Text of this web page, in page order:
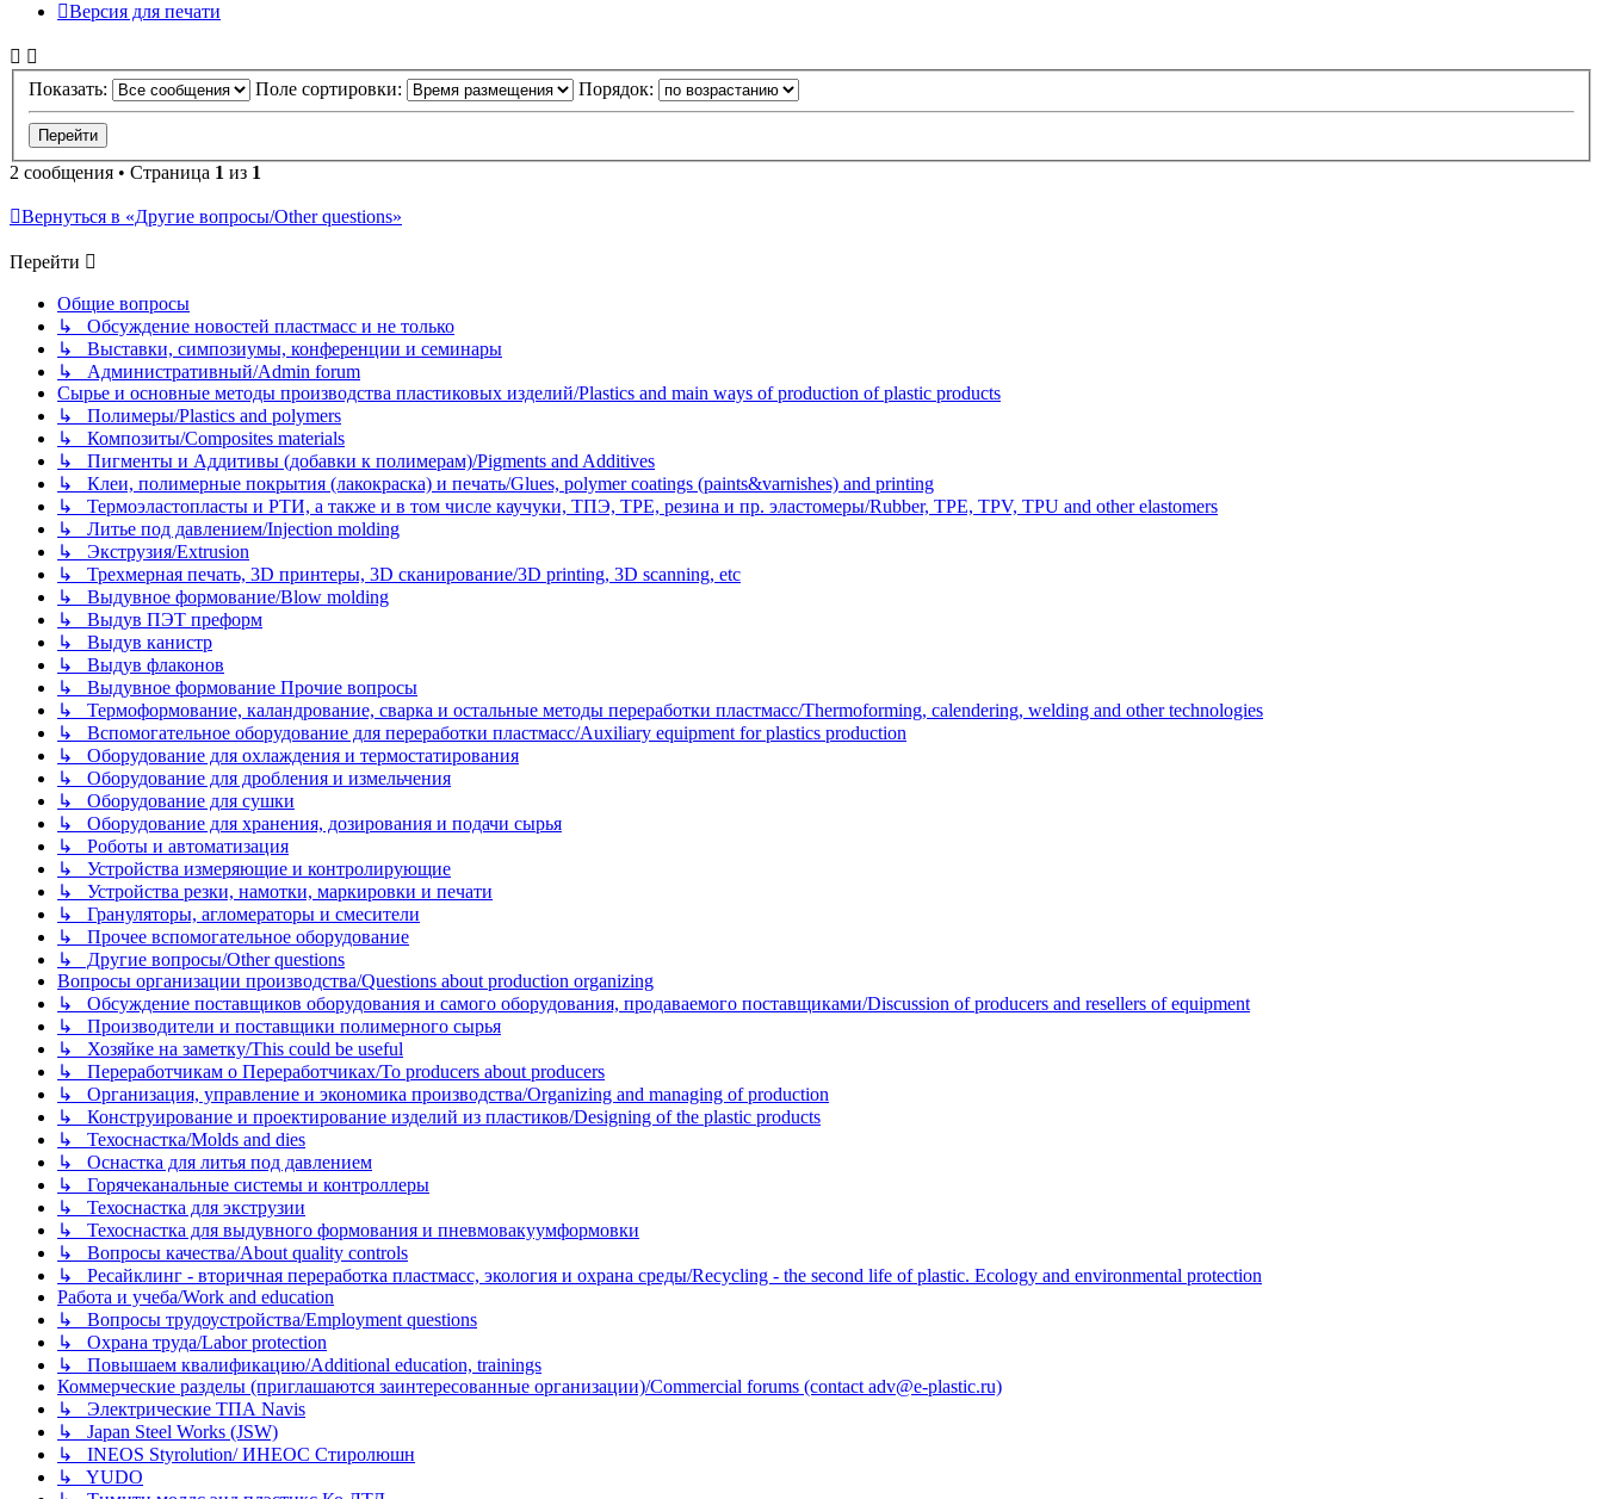
Версия для печати
Показать: Поле сортировки: Порядок:
2 сообщения • Страница 1 из 1
Вернуться в «Другие вопросы/Other questions»
Перейти
Общие вопросы
↳ Обсуждение новостей пластмасс и не только
↳ Выставки, симпозиумы, конференции и семинары
↳ Административный/Admin forum
Сырье и основные методы производства пластиковых изделий/Plastics and main ways of production of plastic products
↳ Полимеры/Plastics and polymers
↳ Композиты/Сomposites materials
↳ Пигменты и Аддитивы (добавки к полимерам)/Pigments and Additives
↳ Клеи, полимерные покрытия (лакокраска) и печать/Glues, polymer coatings (paints&varnishes) and printing
↳ Термоэластопласты и РТИ, а также и в том числе каучуки, ТПЭ, TPE, резина и пр. эластомеры/Rubber, TPE, TPV, TPU and other elastomers
↳ Литье под давлением/Injection molding
↳ Экструзия/Extrusion
↳ Трехмерная печать, 3D принтеры, 3D сканирование/3D printing, 3D scanning, etc
↳ Выдувное формование/Blow molding
↳ Выдув ПЭТ преформ
↳ Выдув канистр
↳ Выдув флаконов
↳ Выдувное формование Прочие вопросы
↳ Термоформование, каландрование, сварка и остальные методы переработки пластмасс/Thermoforming, calendering, welding and other technologies
↳ Вспомогательное оборудование для переработки пластмасс/Auxiliary equipment for plastics production
↳ Оборудование для охлаждения и термостатирования
↳ Оборудование для дробления и измельчения
↳ Оборудование для сушки
↳ Оборудование для хранения, дозирования и подачи сырья
↳ Роботы и автоматизация
↳ Устройства измеряющие и контролирующие
↳ Устройства резки, намотки, маркировки и печати
↳ Грануляторы, агломераторы и смесители
↳ Прочее вспомогательное оборудование
↳ Другие вопросы/Other questions
Вопросы организации производства/Questions about production organizing
↳ Обсуждение поставщиков оборудования и самого оборудования, продаваемого поставщиками/Discussion of producers and resellers of equipment
↳ Производители и поставщики полимерного сырья
↳ Хозяйке на заметку/This could be useful
↳ Переработчикам о Переработчиках/To producers about producers
↳ Организация, управление и экономика производства/Organizing and managing of production
↳ Конструирование и проектирование изделий из пластиков/Designing of the plastic products
↳ Техоснастка/Molds and dies
↳ Оснастка для литья под давлением
↳ Горячеканальные системы и контроллеры
↳ Техоснастка для экструзии
↳ Техоснастка для выдувного формования и пневмовакуумформовки
↳ Вопросы качества/About quality controls
↳ Ресайклинг - вторичная переработка пластмасс, экология и охрана среды/Recycling - the second life of plastic. Ecology and environmental protection
Работа и учеба/Work and education
↳ Вопросы трудоустройства/Employment questions
↳ Охрана труда/Labor protection
↳ Повышаем квалификацию/Additional education, trainings
Коммерческие разделы (приглашаются заинтересованные организации)/Commercial forums (contact adv@e-plastic.ru)
↳ Электрические ТПА Navis
↳ Japan Steel Works (JSW)
↳ INEOS Styrolution/ ИНЕОС Стиролюшн
↳ YUDO